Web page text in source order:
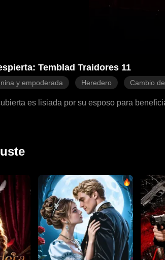
Temblad Traidores 11
y empoderada Heredero Cambio
es lisiada por su esposo para